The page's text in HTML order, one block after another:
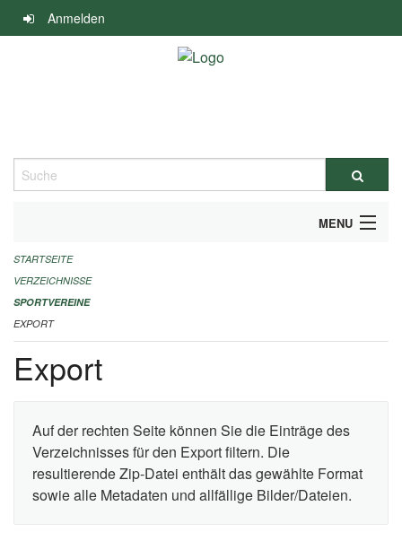
Navigation
überspringen
Anmelden
Suche
MENU
ALLGEMEINE INFORMATIONEN
FINANZIELLE UNTERSTÜTZUNG BENÖTIGT?
KONTAKT
STARTSEITE
VERZEICHNISSE
SPORTVEREINE
EXPORT
Export
Auf der rechten Seite können Sie die Einträge des
Verzeichnisses für den Export filtern. Die
resultierende Zip-Datei enthält das gewählte Format
sowie alle Metadaten und allfällige Bilder/Dateien.